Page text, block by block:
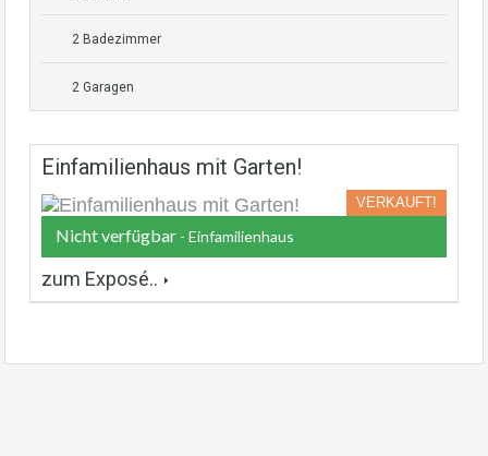
2 Badezimmer
2 Garagen
Einfamilienhaus mit Garten!
VERKAUFT!
Nicht verfügbar - Einfamilienhaus
zum Exposé..